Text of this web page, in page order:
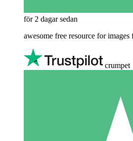
för 2 dagar sedan
awesome free resource for
crumpet